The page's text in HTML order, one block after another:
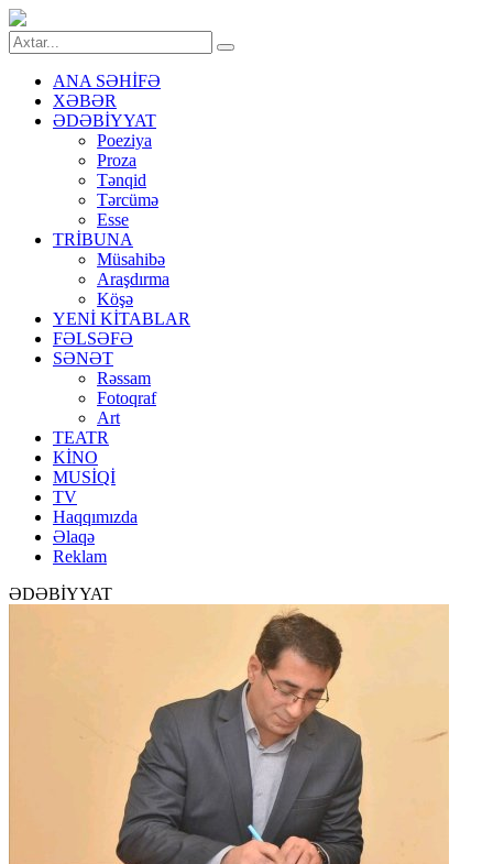
ANA SƏHİFƏ
XƏBƏR
ƏDƏBİYYAT
Poeziya
Proza
Tənqid
Tərcümə
Esse
TRİBUNA
Müsahibə
Araşdırma
Köşə
YENİ KİTABLAR
FƏLSƏFƏ
SƏNƏT
Rəssam
Fotoqraf
Art
TEATR
KİNO
MUSİQİ
TV
Haqqımızda
Əlaqə
Reklam
ƏDƏBİYYAT